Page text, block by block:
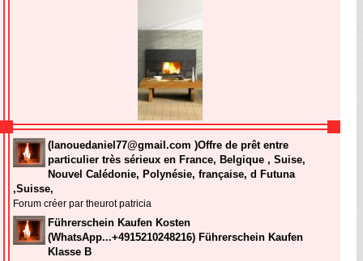
(lanouedaniel77@gmail.com )Offre de prêt entre
particulier très sérieux en France, Belgique , Suise,
Nouvel Calédonie, Polynésie, française, d Futuna
,Suisse,
Forum créer par theurot patricia
Führerschein Kaufen Kosten
(WhatsApp...+4915210248216) Führerschein Kaufen
Klasse B